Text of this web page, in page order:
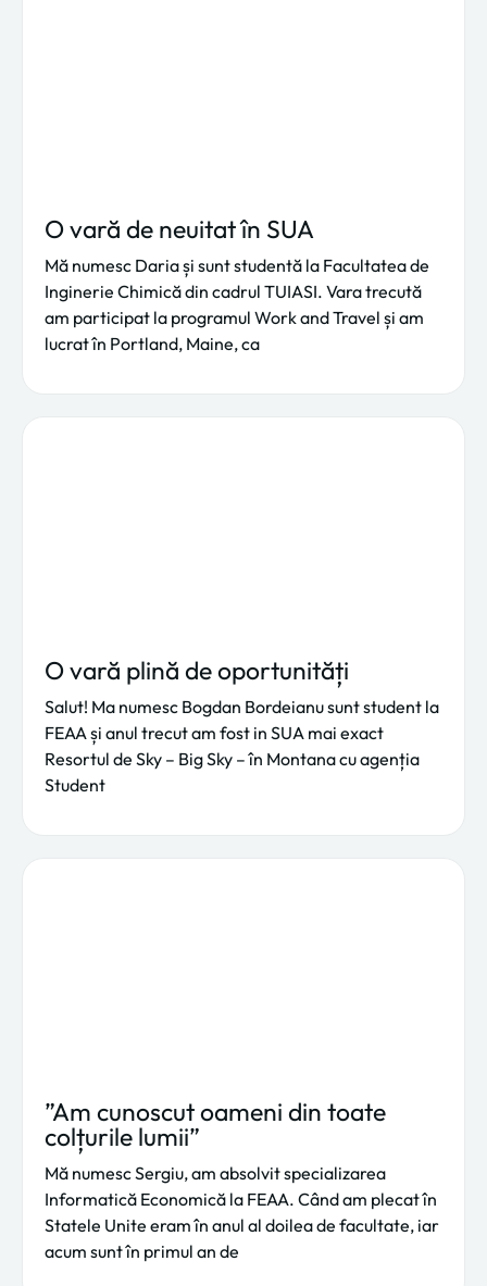
O vară de neuitat în SUA
Mă numesc Daria și sunt studentă la Facultatea de
Inginerie Chimică din cadrul TUIASI. Vara trecută
am participat la programul Work and Travel și am
lucrat în Portland, Maine, ca
O vară plină de oportunități
Salut! Ma numesc Bogdan Bordeianu sunt student la
FEAA și anul trecut am fost in SUA mai exact
Resortul de Sky – Big Sky – în Montana cu agenția
Student
”Am cunoscut oameni din toate
colțurile lumii”
Mă numesc Sergiu, am absolvit specializarea
Informatică Economică la FEAA. Când am plecat în
Statele Unite eram în anul al doilea de facultate, iar
acum sunt în primul an de